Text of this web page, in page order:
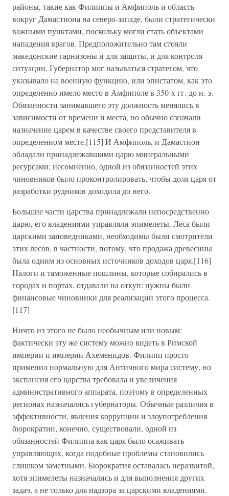
районы, такие как Филиппы и Амфиполь и область
вокруг Дамастиона на северо-западе, были стратегически
важными пунктами, поскольку могли стать объектами
нападения врагов. Предположительно там стояли
македонские гарнизоны и для защиты, и для контроля
ситуации. Губернатор мог называться стратегом, что
указывало на военную функцию, или эпистатом, как это
определенно имело место в Амфиполе в 350-х гг. до н. э.
Обязанности занимавшего эту должность менялись в
зависимости от времени и места, но обычно означали
назначение царем в качестве своего представителя в
определенном месте.[115] И Амфиполь, и Дамастион
обладали принадлежавшими царю минеральными
ресурсами; несомненно, одной из обязанностей этих
чиновников было проконтролировать, чтобы доля царя от
разработки рудников доходила до него.
Большие части царства принадлежали непосредственно
царю, его владениями управляли эпимелеты. Леса были
царскими заповедниками, необходимы были смотрители
этих лесов, в частности, потому, что продажа древесины
была одним из основных источников доходов царя.[116]
Налоги и таможенные пошлины, которые собирались в
городах и портах, отдавали на откуп: нужны были
финансовые чиновники для реализации этого процесса.
[117]
Ничто из этого не было необычным или новым:
фактически эту же систему можно видеть в Римской
империи и империи Ахеменидов. Филипп просто
применил нормальную для Античного мира систему, но
экспансия его царства требовала и увеличения
административного аппарата, поэтому в определенных
регионах назначались губернаторы. Обычные различия в
эффективности, явления коррупции и злоупотребления
бюрократии, конечно, существовали, одной из
обязанностей Филиппа как царя было осаживать
управляющих, когда подобные проблемы становились
слишком заметными. Бюрократия оставалась неразвитой,
хотя эпимелеты назначались и для выполнения других
задач, а не только для надзора за царскими владениями.